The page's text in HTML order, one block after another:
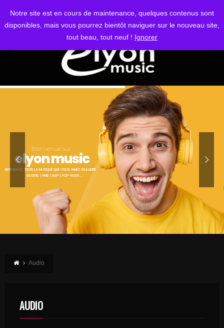
Notre site est en cours de maintenance, quelques contenus sont
disponibles, mais vous pourrez bientôt naviguer sur le nouveau site,
tout beau, tout neuf ! Ignorer
S'IDENTIFIER
Bienvenue sur
elyon music
RETROUVEZ TOUTE LA MUSIQUE QUE VOUS AIMEZ EN ILLIMITÉ
GOSPEL | RNB | RAP | POP-ROCK...
Audio
AUDIO